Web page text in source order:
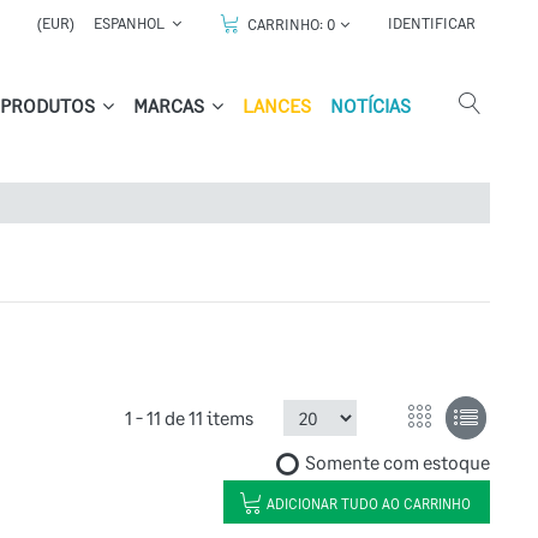
(EUR) ESPANHOL CARRINHO:0 IDENTIFICAR
PRODUTOS MARCAS LANCES NOTÍCIAS
1 -11 de11 items
Somente com estoque
ADICIONAR TUDO AO CARRINHO